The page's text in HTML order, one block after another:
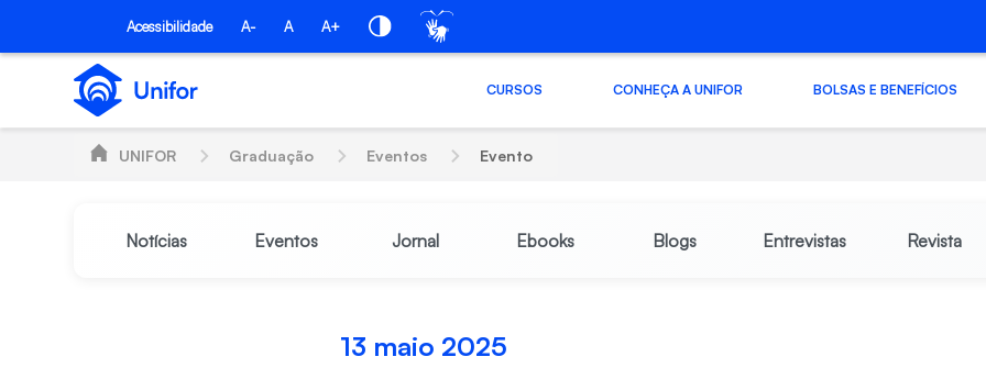
Pular para o Conteúdo principal
Acessibilidade A- A A+
CURSOS CONHEÇA A UNIFOR BOLSAS E BENEFÍCIOS
UNIFOR Graduação Eventos Evento
Notícias Eventos Jornal Ebooks Blogs Entrevistas Revista
13 maio 2025